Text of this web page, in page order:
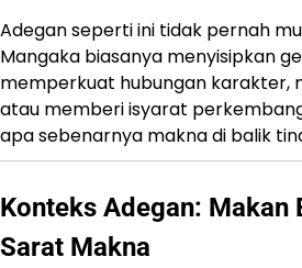
Adegan seperti ini tidak pernah
Mangaka biasanya menyisipkan
memperkuat hubungan karakter,
atau memberi isyarat
apa sebenarnya makna di balik
Konteks Adegan: Makan
Sarat Makna